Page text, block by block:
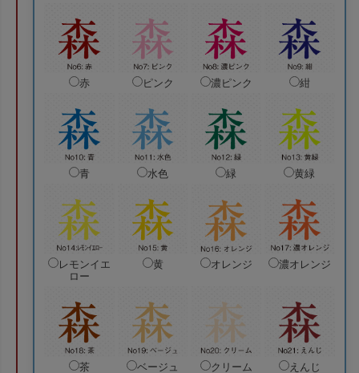
赤 ピンク 濃ピンク 紺
青 水色 緑 黄緑
レモンイエ
ロー
黄 オレンジ 濃オレンジ
茶 ベージュ クリーム えんじ